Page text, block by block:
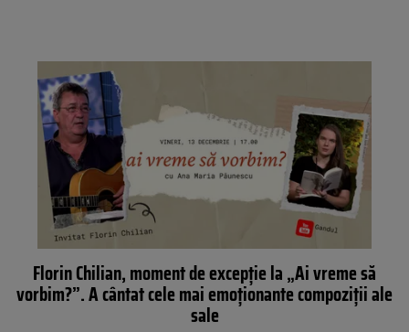
Florin Chilian, moment de excepție la „Ai vreme să
vorbim?”. A cântat cele mai emoționante compoziții ale
sale